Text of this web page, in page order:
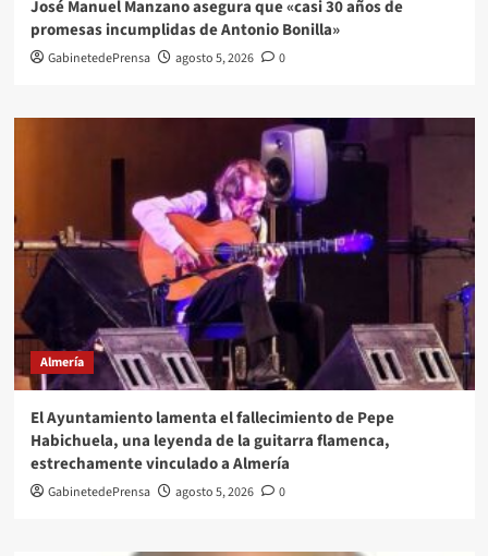
José Manuel Manzano asegura que «casi 30 años de
promesas incumplidas de Antonio Bonilla»
GabinetedePrensa agosto 5, 2026 0
Almería
El Ayuntamiento lamenta el fallecimiento de Pepe
Habichuela, una leyenda de la guitarra flamenca,
estrechamente vinculado a Almería
GabinetedePrensa agosto 5, 2026 0